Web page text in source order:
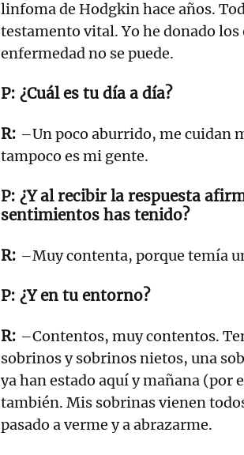
linfoma de Hodgkin hace años.
testamento vital. Yo he donado
enfermedad no se puede.
¿Cuál es tu día a día?
–Un poco aburrido, me cuidan
tampoco es mi gente.
¿Y al recibir la respuesta
sentimientos has tenido?
–Muy contenta, porque temía
¿Y en tu entorno?
–Contentos, muy contentos.
sobrinos y sobrinos nietos, una
ya han estado aquí y mañana (por
también. Mis sobrinas vienen
pasado a verme y a abrazarme.